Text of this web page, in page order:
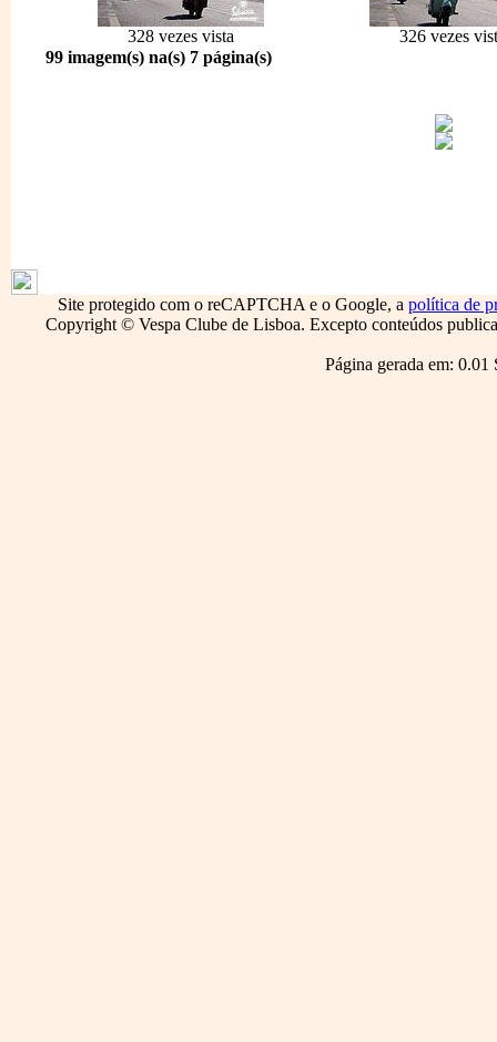
328 vezes vista
326 vezes
99 imagem(s) na(s) 7 página(s)
Site protegido com o reCAPTCHA e o Google, a política de
Copyright © Vespa Clube de Lisboa. Excepto conteúdos
Página gerada em: 0.01